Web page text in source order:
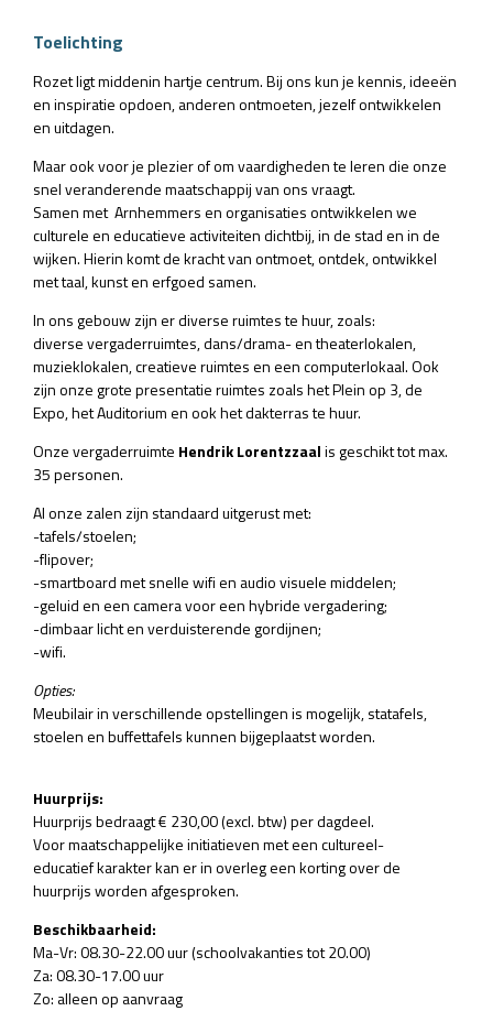
Toelichting
Rozet ligt middenin hartje centrum. Bij ons kun je kennis, ideeën
en inspiratie opdoen, anderen ontmoeten, jezelf ontwikkelen
en uitdagen.
Maar ook voor je plezier of om vaardigheden te leren die onze
snel veranderende maatschappij van ons vraagt.
Samen met Arnhemmers en organisaties ontwikkelen we
culturele en educatieve activiteiten dichtbij, in de stad en in de
wijken. Hierin komt de kracht van ontmoet, ontdek, ontwikkel
met taal, kunst en erfgoed samen.
In ons gebouw zijn er diverse ruimtes te huur, zoals:
diverse vergaderruimtes, dans/drama- en theaterlokalen,
muzieklokalen, creatieve ruimtes en een computerlokaal. Ook
zijn onze grote presentatie ruimtes zoals het Plein op 3, de
Expo, het Auditorium en ook het dakterras te huur.
Onze vergaderruimte Hendrik Lorentzzaalisgeschikt tot max.
35 personen.
Al onze zalen zijn standaard uitgerust met:
-tafels/stoelen;
-flipover;
-smartboard met snelle wifi en audio visuele middelen;
-geluid en een camera voor een hybride vergadering;
-dimbaar licht en verduisterende gordijnen;
-wifi.
Opties:
Meubilair in verschillende opstellingen is mogelijk, statafels,
stoelen en buffettafels kunnen bijgeplaatst worden.
Huurprijs:
Huurprijs bedraagt € 230,00 (excl. btw) per dagdeel.
Voor maatschappelijke initiatieven met een cultureel-
educatief karakter kan er in overleg een korting over de
huurprijs worden afgesproken.
Beschikbaarheid:
Ma-Vr: 08.30-22.00 uur (schoolvakanties tot 20.00)
Za: 08.30-17.00 uur
Zo: alleen op aanvraag